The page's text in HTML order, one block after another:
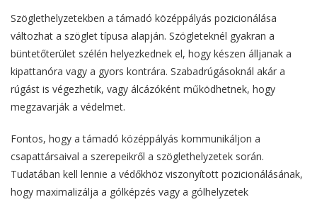
Szöglethelyzetekben a támadó középpályás pozicionálása
változhat a szöglet típusa alapján. Szögleteknél gyakran a
büntetőterület szélén helyezkednek el, hogy készen álljanak a
kipattanóra vagy a gyors kontrára. Szabadrúgásoknál akár a
rúgást is végezhetik, vagy álcázóként működhetnek, hogy
megzavarják a védelmet.
Fontos, hogy a támadó középpályás kommunikáljon a
csapattársaival a szerepeikről a szöglethelyzetek során.
Tudatában kell lennie a védőkhöz viszonyított pozicionálásának,
hogy maximalizálja a gólképzés vagy a gólhelyzetek